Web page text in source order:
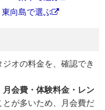
向島で選ぶ
オの料金を、確認でき
月会費・体験料金・レン
が多いため、月会費だ